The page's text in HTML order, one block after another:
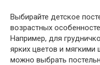
Выбирайте детское
возрастных
Например, для
ярких цветов и мягкими
можно выбрать